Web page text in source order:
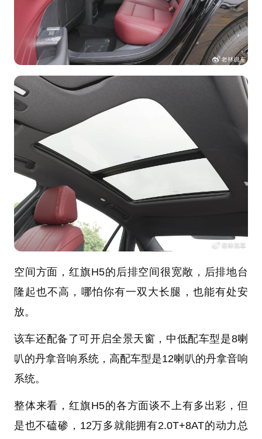
空间方面，红旗H5的后排空间很宽敞，后排地台
隆起也不高，哪怕你有一双大长腿，也能有处安
放。
该车还配备了可开启全景天窗，中低配车型是8喇
叭的丹拿音响系统，高配车型是12喇叭的丹拿音响
系统。
整体来看，红旗H5的各方面谈不上有多出彩，但
是也不磕碜，12万多就能拥有2.0T+8AT的动力总